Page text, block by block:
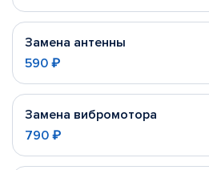
Замена антенны
590 ₽
Замена вибромотора
790 ₽